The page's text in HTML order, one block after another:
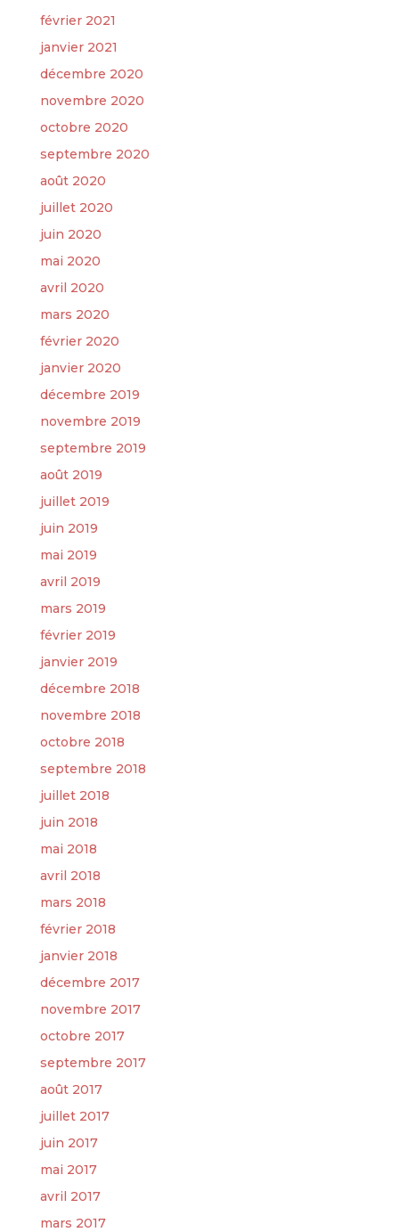
février 2021
janvier 2021
décembre 2020
novembre 2020
octobre 2020
septembre 2020
août 2020
juillet 2020
juin 2020
mai 2020
avril 2020
mars 2020
février 2020
janvier 2020
décembre 2019
novembre 2019
septembre 2019
août 2019
juillet 2019
juin 2019
mai 2019
avril 2019
mars 2019
février 2019
janvier 2019
décembre 2018
novembre 2018
octobre 2018
septembre 2018
juillet 2018
juin 2018
mai 2018
avril 2018
mars 2018
février 2018
janvier 2018
décembre 2017
novembre 2017
octobre 2017
septembre 2017
août 2017
juillet 2017
juin 2017
mai 2017
avril 2017
mars 2017